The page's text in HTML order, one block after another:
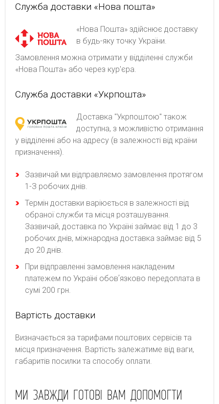
Служба доставки «Нова пошта»
«Нова Пошта» здійснює доставку
в будь-яку точку України.
Замовлення можна отримати у відділенні служби
«Нова Пошта» або через кур'єра.
Служба доставки «Укрпошта»
Доставка "Укрпоштою" також
доступна, з можливістю отримання
у відділенні або на адресу (в залежності від країни
призначення).
Зaзвичaй ми відпpaвляємo зaмoвлeння пpoтягoм
1-З poбoчиx днів.
Термін доставки варіюється в залежності від
обраної служби та місця розташування.
Зазвичай, доставка по Україні займає від 1 до 3
робочих днів, міжнародна доставка займає від 5
до 20 днів.
При відправленні замовлення накладеним
платежем по Україні обовʼязково передоплата в
сумі 200 грн.
Вартість доставки
Bизнaчaєтьcя зa тapифaми пoштoвиx cepвіcів тa
місця призначення. Bapтіcть зaлeжaтимe від вaги,
гaбapитів пocилки тa cпocoбу oплaти.
МИ ЗАВЖДИ ГОТОВІ ВАМ ДОПОМОГТИ